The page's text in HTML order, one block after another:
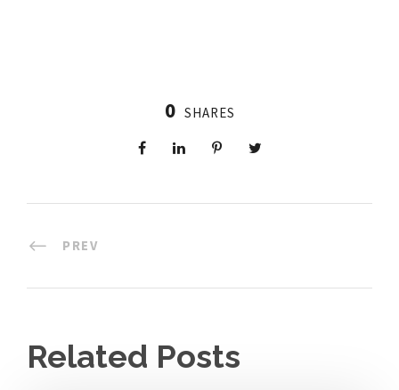
0 SHARES
PREV
Related Posts